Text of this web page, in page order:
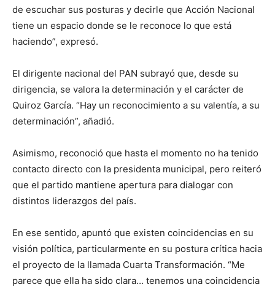
de escuchar sus posturas y decirle que Acción Nacional
tiene un espacio donde se le reconoce lo que está
haciendo”, expresó.
El dirigente nacional del PAN subrayó que, desde su
dirigencia, se valora la determinación y el carácter de
Quiroz García. “Hay un reconocimiento a su valentía, a su
determinación”, añadió.
Asimismo, reconoció que hasta el momento no ha tenido
contacto directo con la presidenta municipal, pero reiteró
que el partido mantiene apertura para dialogar con
distintos liderazgos del país.
En ese sentido, apuntó que existen coincidencias en su
visión política, particularmente en su postura crítica hacia
el proyecto de la llamada Cuarta Transformación. “Me
parece que ella ha sido clara… tenemos una coincidencia